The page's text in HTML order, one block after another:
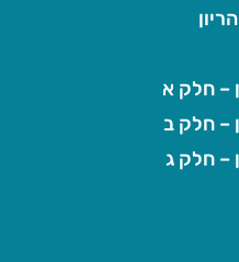
– חלק א
– חלק ב
– חלק ג